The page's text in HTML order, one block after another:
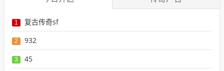
1 复古传奇sf
2 932
3 45